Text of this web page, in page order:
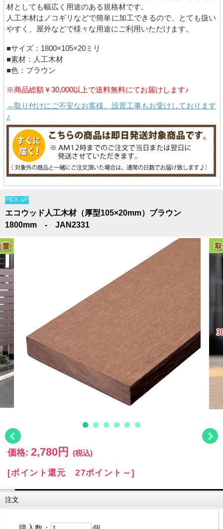
材としても幅広く用途のある規格材です。
人工木材はノコギリなどで簡単に加工できるので、とても扱い
やすく、屋外などで様々な用途にご利用いただけます。
■サイズ：1800×105×20ミリ
■素材：人工木材
■色：ブラウン
※商品総額￥30,000以上で送料無料にてお届けします♪
→取り付けにご不安なお客様、設置工事もお受けしております
♪
PICK UP
エコウッド人工木材（厚型105×20mm）ブラウン
1800mm - JAN2331
価格: 2,780円 (税込)
[ポイント還元 27ポイント～]
注文